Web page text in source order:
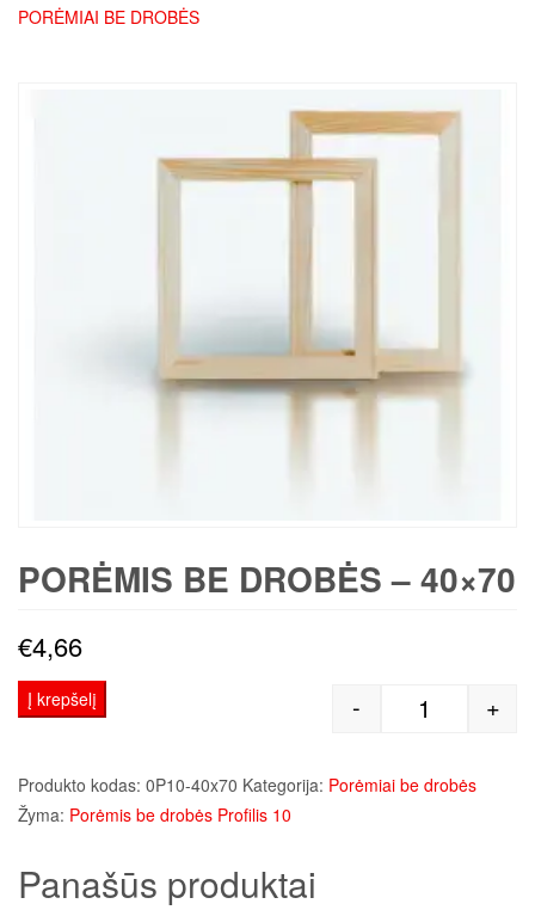
PORĖMIAI BE DROBĖS
PORĖMIS BE DROBĖS – 40×70
€4,66
produkto
- +
Į krepšelį
Produkto kodas: 0P10-40x70 Kategorija: Porėmiai be drobės
Žyma: Porėmis be drobės Profilis 10
Panašūs produktai